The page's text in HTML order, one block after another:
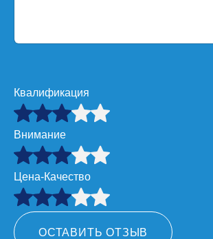
Квалификация
Внимание
Цена-Качество
ОСТАВИТЬ ОТЗЫВ